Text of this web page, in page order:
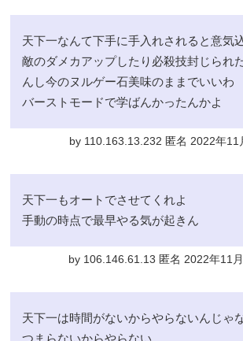
天下一なんて下手に手入れされると意気
敵のダメカアップしたり必殺技封じられ
んし今のヌルゲー石美味のままでいいわ
バーストモードで学ばんかったんかよ
by 110.163.13.232 匿名 2022年
天下一もオートでさせてくれよ
手動の時点で最早やる気が起きん
by 106.146.61.13 匿名 2022年11
天下一は時間がないからやらないんじゃ